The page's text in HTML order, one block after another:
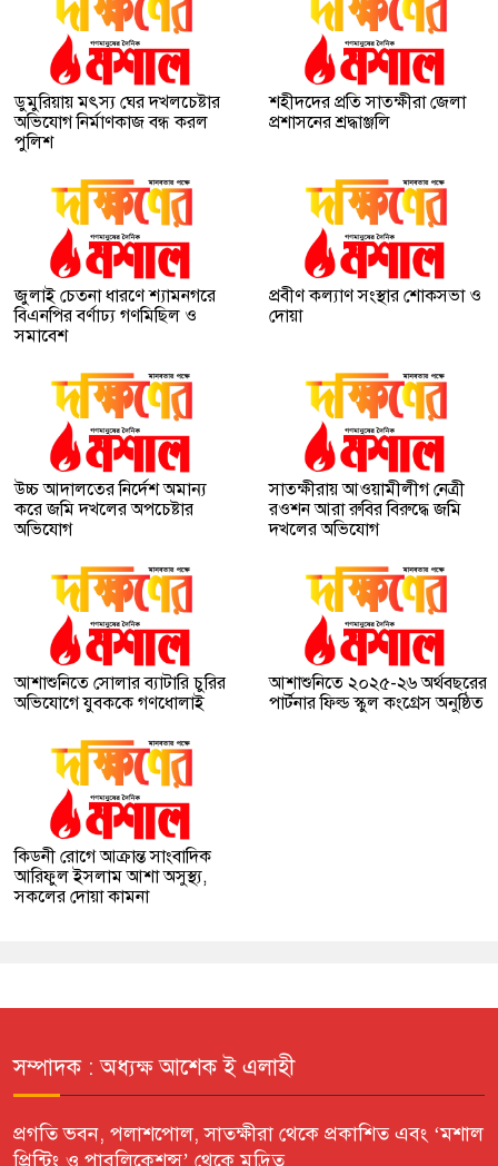
ডুমুরিয়ায় মৎস্য ঘের দখলচেষ্টার
অভিযোগ নির্মাণকাজ বন্ধ করল
পুলিশ
শহীদদের প্রতি সাতক্ষীরা জেলা
প্রশাসনের শ্রদ্ধাঞ্জলি
জুলাই চেতনা ধারণে শ্যামনগরে
বিএনপির বর্ণাঢ্য গণমিছিল ও
সমাবেশ
প্রবীণ কল্যাণ সংস্থার শোকসভা ও
দোয়া
উচ্চ আদালতের নির্দেশ অমান্য
করে জমি দখলের অপচেষ্টার
অভিযোগ
সাতক্ষীরায় আওয়ামীলীগ নেত্রী
রওশন আরা রুবির বিরুদ্ধে জমি
দখলের অভিযোগ
আশাশুনিতে সোলার ব্যাটারি চুরির
অভিযোগে যুবককে গণধোলাই
আশাশুনিতে ২০২৫-২৬ অর্থবছরের
পার্টনার ফিল্ড স্কুল কংগ্রেস অনুষ্ঠিত
কিডনী রোগে আক্রান্ত সাংবাদিক
আরিফুল ইসলাম আশা অসুস্থ্য,
সকলের দোয়া কামনা
সম্পাদক : অধ্যক্ষ আশেক ই এলাহী
প্রগতি ভবন, পলাশপোল, সাতক্ষীরা থেকে প্রকাশিত এবং ‘মশাল
প্রিন্টিং ও পাবলিকেশন্স’ থেকে মুদ্রিত